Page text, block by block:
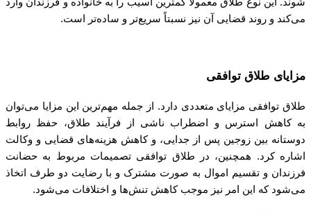
شوند. این نوع طلاق معمولاً کمترین آسیب را به خانواده و فرزندان وارد
می‌کند و روند قضایی آن نیز نسبتاً سریع‌تر و ساده‌تر است.
مزایای طلاق توافقی
طلاق توافقی مزایای متعددی دارد. از جمله مهم‌ترین این مزایا می‌توان
به کاهش استرس و اضطراب ناشی از فرآیند طلاق، حفظ روابط
دوستانه بین زوجین پس از جدایی، و کاهش هزینه‌های قضایی و وکالت
اشاره کرد. همچنین، در طلاق توافقی تصمیمات مربوط به حضانت
فرزندان و تقسیم اموال به صورت مشترک و با رضایت دو طرف اتخاذ
می‌شود که این امر نیز موجب کاهش تنش‌ها و اختلافات می‌شود.